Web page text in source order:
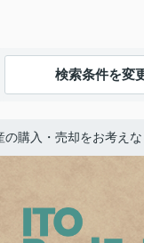
検索条件を変
購入・売却をお考え